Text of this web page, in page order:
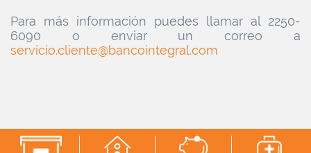
Para más información puedes llamar al 2250-
6090 o enviar un correo a
servicio.cliente@bancointegral.com